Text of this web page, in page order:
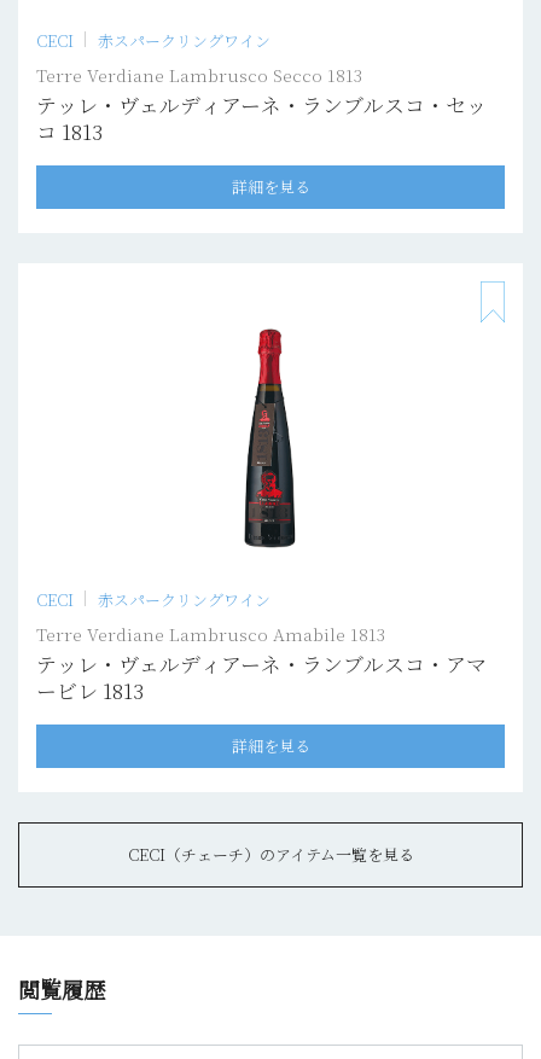
CECI 赤スパークリングワイン
Terre Verdiane Lambrusco Secco 1813
テッレ・ヴェルディアーネ・ランブルスコ・セッ
コ 1813
詳細を見る
CECI 赤スパークリングワイン
Terre Verdiane Lambrusco Amabile 1813
テッレ・ヴェルディアーネ・ランブルスコ・アマ
ービレ 1813
詳細を見る
CECI（チェーチ）のアイテム一覧を見る
閲覧履歴